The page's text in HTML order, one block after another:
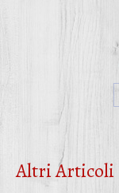
Altri Articoli